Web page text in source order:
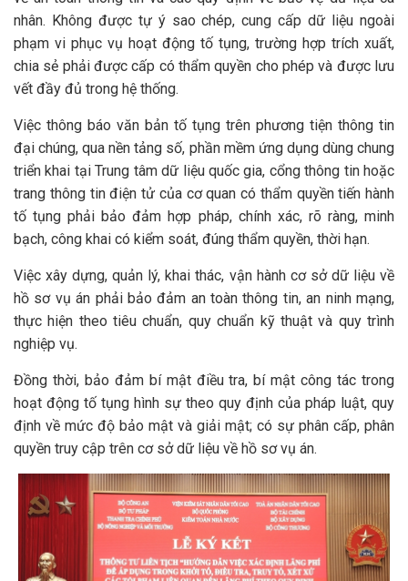
nhân. Không được tự ý sao chép, cung cấp dữ liệu ngoài
phạm vi phục vụ hoạt động tố tụng, trường hợp trích xuất,
chia sẻ phải được cấp có thẩm quyền cho phép và được lưu
vết đầy đủ trong hệ thống.
Việc thông báo văn bản tố tụng trên phương tiện thông tin
đại chúng, qua nền tảng số, phần mềm ứng dụng dùng chung
triển khai tại Trung tâm dữ liệu quốc gia, cổng thông tin hoặc
trang thông tin điện tử của cơ quan có thẩm quyền tiến hành
tố tụng phải bảo đảm hợp pháp, chính xác, rõ ràng, minh
bạch, công khai có kiểm soát, đúng thẩm quyền, thời hạn.
Việc xây dựng, quản lý, khai thác, vận hành cơ sở dữ liệu về
hồ sơ vụ án phải bảo đảm an toàn thông tin, an ninh mạng,
thực hiện theo tiêu chuẩn, quy chuẩn kỹ thuật và quy trình
nghiệp vụ.
Đồng thời, bảo đảm bí mật điều tra, bí mật công tác trong
hoạt động tố tụng hình sự theo quy định của pháp luật, quy
định về mức độ bảo mật và giải mật; có sự phân cấp, phân
quyền truy cập trên cơ sở dữ liệu về hồ sơ vụ án.